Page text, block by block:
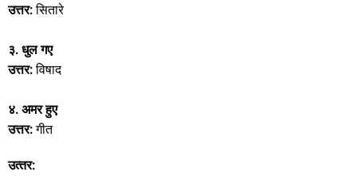
उत्तर:सितारे
३. धुल गए
उत्तर:विषाद
४. अमर हुए
उत्तर:गीत
उत्‍तर: